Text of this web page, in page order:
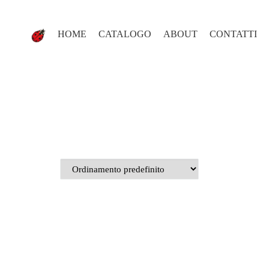
HOME CATALOGO ABOUT CONTATTI